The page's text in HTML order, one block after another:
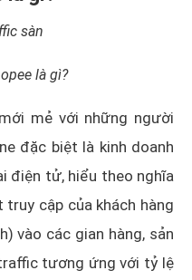
là gì?
mẻ với những người
đặc biệt là kinh doanh
điện tử, hiểu theo nghĩa
cập của khách hàng
vào các gian hàng, sản
tương ứng với tỷ lệ